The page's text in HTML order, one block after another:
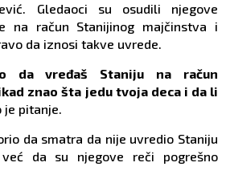
Gledaoci su osudili njegove
na račun Stanijinog majčinstva i
da iznosi takve uvrede.
da vređaš Staniju na račun
znao šta jedu tvoja deca i da li
je pitanje.
da smatra da nije uvredio Staniju
da su njegove reči pogrešno